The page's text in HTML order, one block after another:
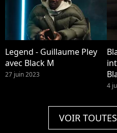
Legend - Guillaume Pley
avec Black M
27 juin 2023
4
VOIR